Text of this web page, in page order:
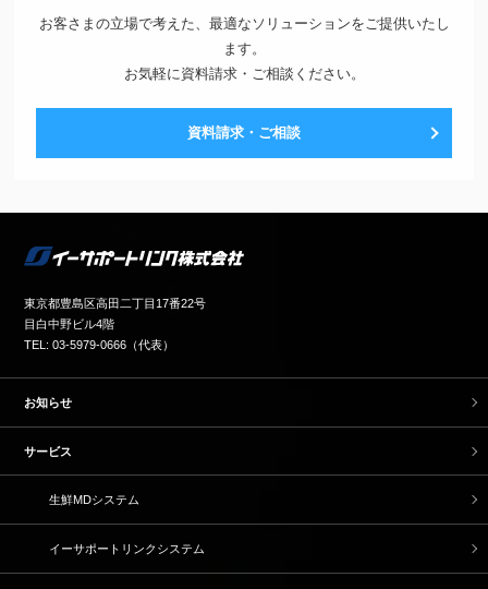
お客さまの立場で考えた、最適なソリューションをご提供いたし
ます。
お気軽に資料請求・ご相談ください。
資料請求・ご相談
東京都豊島区高田二丁目17番22号
目白中野ビル4階
TEL: 03-5979-0666（代表）
お知らせ
サービス
生鮮MDシステム
イーサポートリンクシステム